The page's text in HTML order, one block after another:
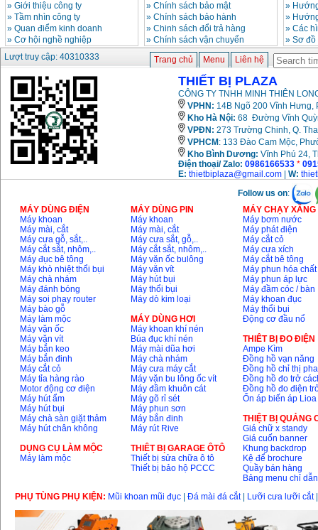
» Giới thiệu công ty
» Tầm nhìn công ty
» Quan điểm kinh doanh
» Cơ hội nghề nghiệp
» Chính sách bảo mật
» Chính sách bảo hành
» Chinh sách đổi trả hàng
» Chính sách vận chuyển
»
»
» Các
» Sơ
Lượt truy cập: 40310333
Trang chủ Menu Liên hệ
THIẾT BỊ PLAZA
CÔNG TY TNHH MINH THIÊN
VPHN: 14B Ngõ 200 Vĩnh Hưng,
Kho Hà Nội: 68 Đường Vĩnh
VPĐN: 273 Trường Chinh, Q.
VPHCM : 133 Đào Cam Mộc,
Kho Bình Dương: Vĩnh Phú 24,
Điện thoại/ Zalo: 0986166533 *
E: thietbiplaza@gmail.com W:
Follow us on:
MÁY DÙNG ĐIỆN
Máy khoan
Máy mài, cắt
Máy cưa gỗ, sắt,..
Máy cắt sắt, nhôm,..
Máy đục bê tông
Máy khò nhiệt thổi bụi
Máy chà nhám
Máy đánh bóng
Máy soi phay router
Máy bào gỗ
Máy làm mộc
Máy vặn ốc
Máy vặn vít
Máy bắn keo
Máy bắn đinh
Máy cắt cỏ
Máy tỉa hàng rào
Motor động cơ điện
Máy hút ẩm
Máy hút bụi
Máy chà sàn giặt thảm
Máy hút chân không
DỤNG CỤ LÀM MỘC
Máy làm mộc
MÁY DÙNG PIN
Máy khoan
Máy mài, cắt
Máy cưa sắt, gỗ,..
Máy cắt sắt, nhôm,..
Máy vặn ốc bulông
Máy vặn vít
Máy hút bụi
Máy thổi bụi
Máy dò kim loại
MÁY DÙNG HƠI
Máy khoan khí nén
Búa đục khí nén
Máy mài dũa hơi
Máy chà nhám
Máy cưa máy cắt
Máy vặn bu lông ốc vít
Máy đầm khuôn cát
Máy gõ rỉ sét
Máy phun sơn
Máy bắn đinh
Máy rút Rive
THIÊT BỊ GARAGE ÔTÔ
Thiết bị sửa chữa ô tô
Thiết bị bảo hộ PCCC
MÁY CHẠY
Máy bơm nước
Máy phát điện
Máy cắt cỏ
Máy cưa xích
Máy cắt bê tông
Máy phun hóa chất
Máy phun áp lực
Máy đầm cóc / bàn
Máy khoan đục
Máy thổi bụi
Động cơ đầu nổ
THIÊT BỊ ĐO ĐIỆN
Ampe Kìm
Đồng hồ vạn năng
Đồng hồ chỉ thị pha
Đồng hồ đo trở
Đồng hồ đo điện
Ổn áp biến áp Lioa
THIỆT BỊ QUẢNG
Giá chữ x standy
Giá cuốn banner
Khung backdrop
Kệ để brochure
Quầy bán hàng
Bảng menu chỉ dẫn
PHỤ TÙNG PHỤ KIỆN: Mũi khoan mũi đục Đá mài đá cắt| Lưỡi cưa lưỡi cắt